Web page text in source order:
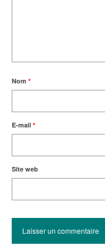
Nom *
E-mail *
Site web